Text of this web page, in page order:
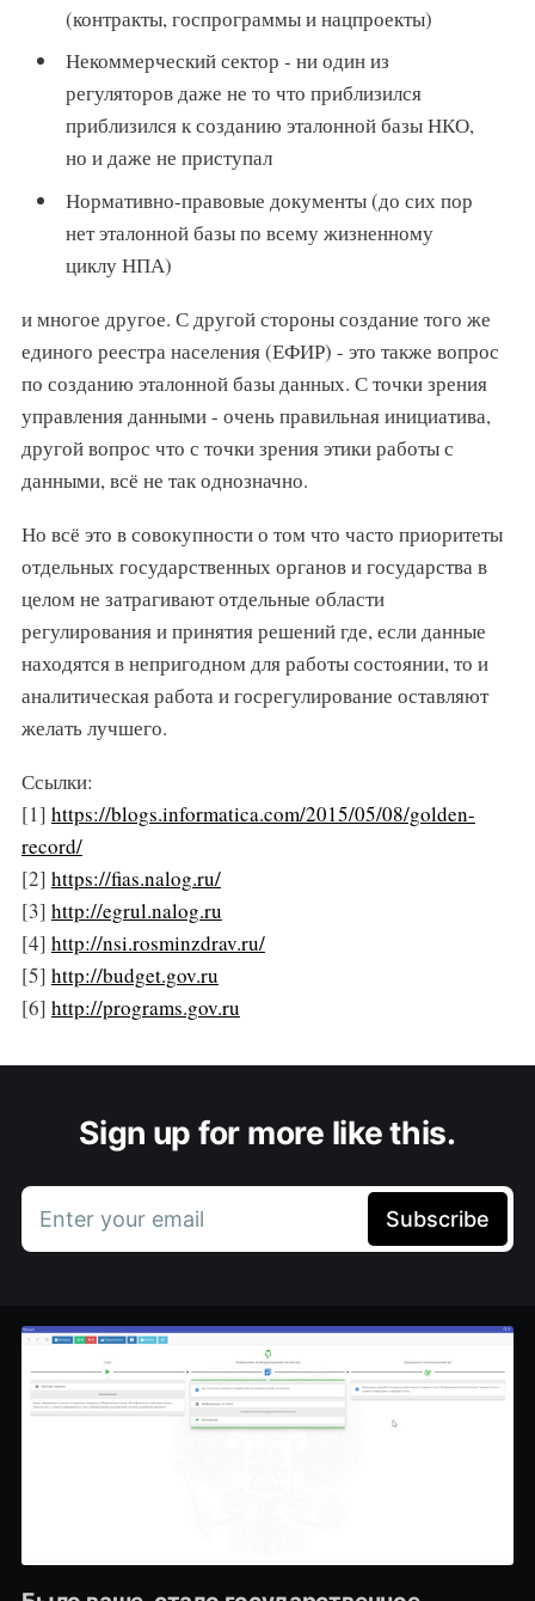
(контракты, госпрограммы и нацпроекты)
Некоммерческий сектор - ни один из
регуляторов даже не то что приблизился
приблизился к созданию эталонной базы НКО,
но и даже не приступал
Нормативно-правовые документы (до сих пор
нет эталонной базы по всему жизненному
циклу НПА)
и многое другое. С другой стороны создание того же
единого реестра населения (ЕФИР) - это также вопрос
по созданию эталонной базы данных. С точки зрения
управления данными - очень правильная инициатива,
другой вопрос что с точки зрения этики работы с
данными, всё не так однозначно.
Но всё это в совокупности о том что часто приоритеты
отдельных государственных органов и государства в
целом не затрагивают отдельные области
регулирования и принятия решений где, если данные
находятся в непригодном для работы состоянии, то и
аналитическая работа и госрегулирование оставляют
желать лучшего.
Ссылки:
[1] https://blogs.informatica.com/2015/05/08/golden-
record/
[2] https://fias.nalog.ru/
[3] http://egrul.nalog.ru
[4] http://nsi.rosminzdrav.ru/
[5] http://budget.gov.ru
[6] http://programs.gov.ru
Sign up for more like this.
Enter your email Subscribe